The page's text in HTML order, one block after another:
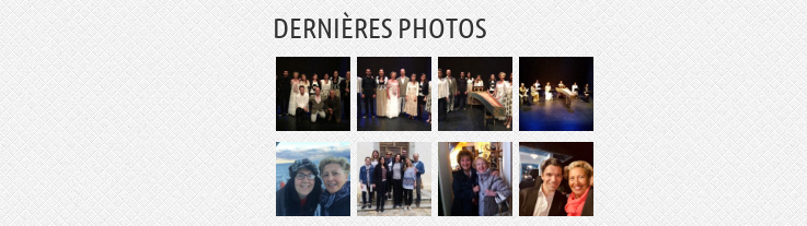
DERNIÈRES PHOTOS